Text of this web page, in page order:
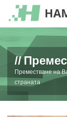
Преместване на
страната